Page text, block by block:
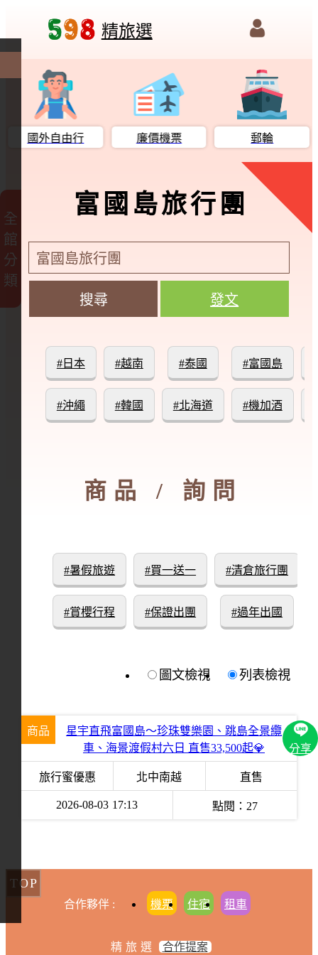
精旅選
國外自由行 廉價機票 郵輪
富國島旅行團
全
館
分
類
發文
#日本
#沖繩
#越南
#韓國
#泰國
#北海道
#富國島
#機加酒
商品 / 詢問
#暑假旅遊
#賞櫻行程
#買一送一
#保證出團
#清倉旅行團
#過年出國
圖文檢視 列表檢視
商品
星宇直飛富國島～珍珠雙樂園、跳島全景纜
車、海景渡假村六日 直售33,500起💎
旅行蜜優惠 北中南越 直售
2026-08-03 17:13 點閱： 27
分享
合作夥伴 : 機票 住宿 租車
TOP
精旅選 合作提案